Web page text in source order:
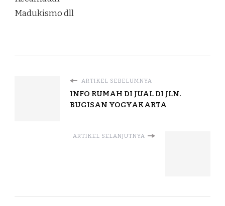
Madukismo dll
ARTIKEL SEBELUMNYA
INFO RUMAH DI JUAL DI JLN.
BUGISAN YOGYAKARTA
ARTIKEL SELANJUTNYA